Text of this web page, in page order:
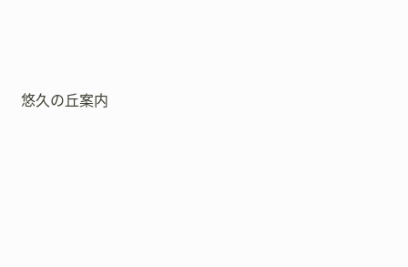
悠久の丘案内